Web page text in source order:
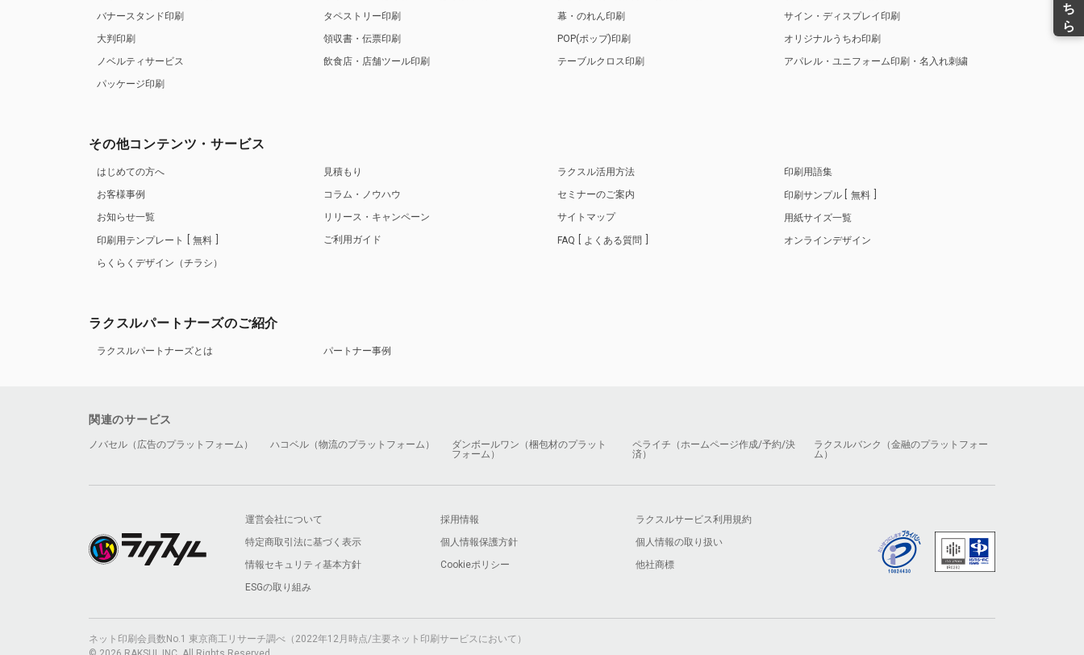
バナースタンド印刷
大判印刷
ノベルティサービス
パッケージ印刷
タペストリー印刷
領収書・伝票印刷
飲食店・店舗ツール印刷
幕・のれん印刷
POP(ポップ)印刷
テーブルクロス印刷
サイン・ディスプレイ印刷
オリジナルうちわ印刷
アパレル・ユニフォーム印刷・名入れ刺繍
その他コンテンツ・サービス
はじめての方へ
お客様事例
お知らせ一覧
印刷用テンプレート
無料
らくらくデザイン（チラシ）
見積もり
コラム・ノウハウ
リリース・キャンペーン
ご利用ガイド
ラクスル活用方法
セミナーのご案内
サイトマップ
FAQ よくある質問
印刷用語集
印刷サンプル
無料
用紙サイズ一覧
オンラインデザイン
ラクスルパートナーズのご紹介
ラクスルパートナーズとは パートナー事例
関連のサービス
ノバセル（広告のプラットフォーム） ハコベル（物流のプラットフォーム）
ダンボールワン（梱包材のプラット
フォーム）
ペライチ（ホームページ作成/予約/決
済）
ラクスルバンク（金融のプラットフォー
ム）
運営会社について 採用情報
ラクスルサービス利用規約
特定商取引法に基づく表示
個人情報保護方針
個人情報の取り扱い
情報セキュリティ基本方針
Cookieポリシー
他社商標
ESGの取り組み
ネット印刷会員数No.1 東京商工リサーチ調べ（2022年12月時点/主要ネット印刷サービスにおいて）